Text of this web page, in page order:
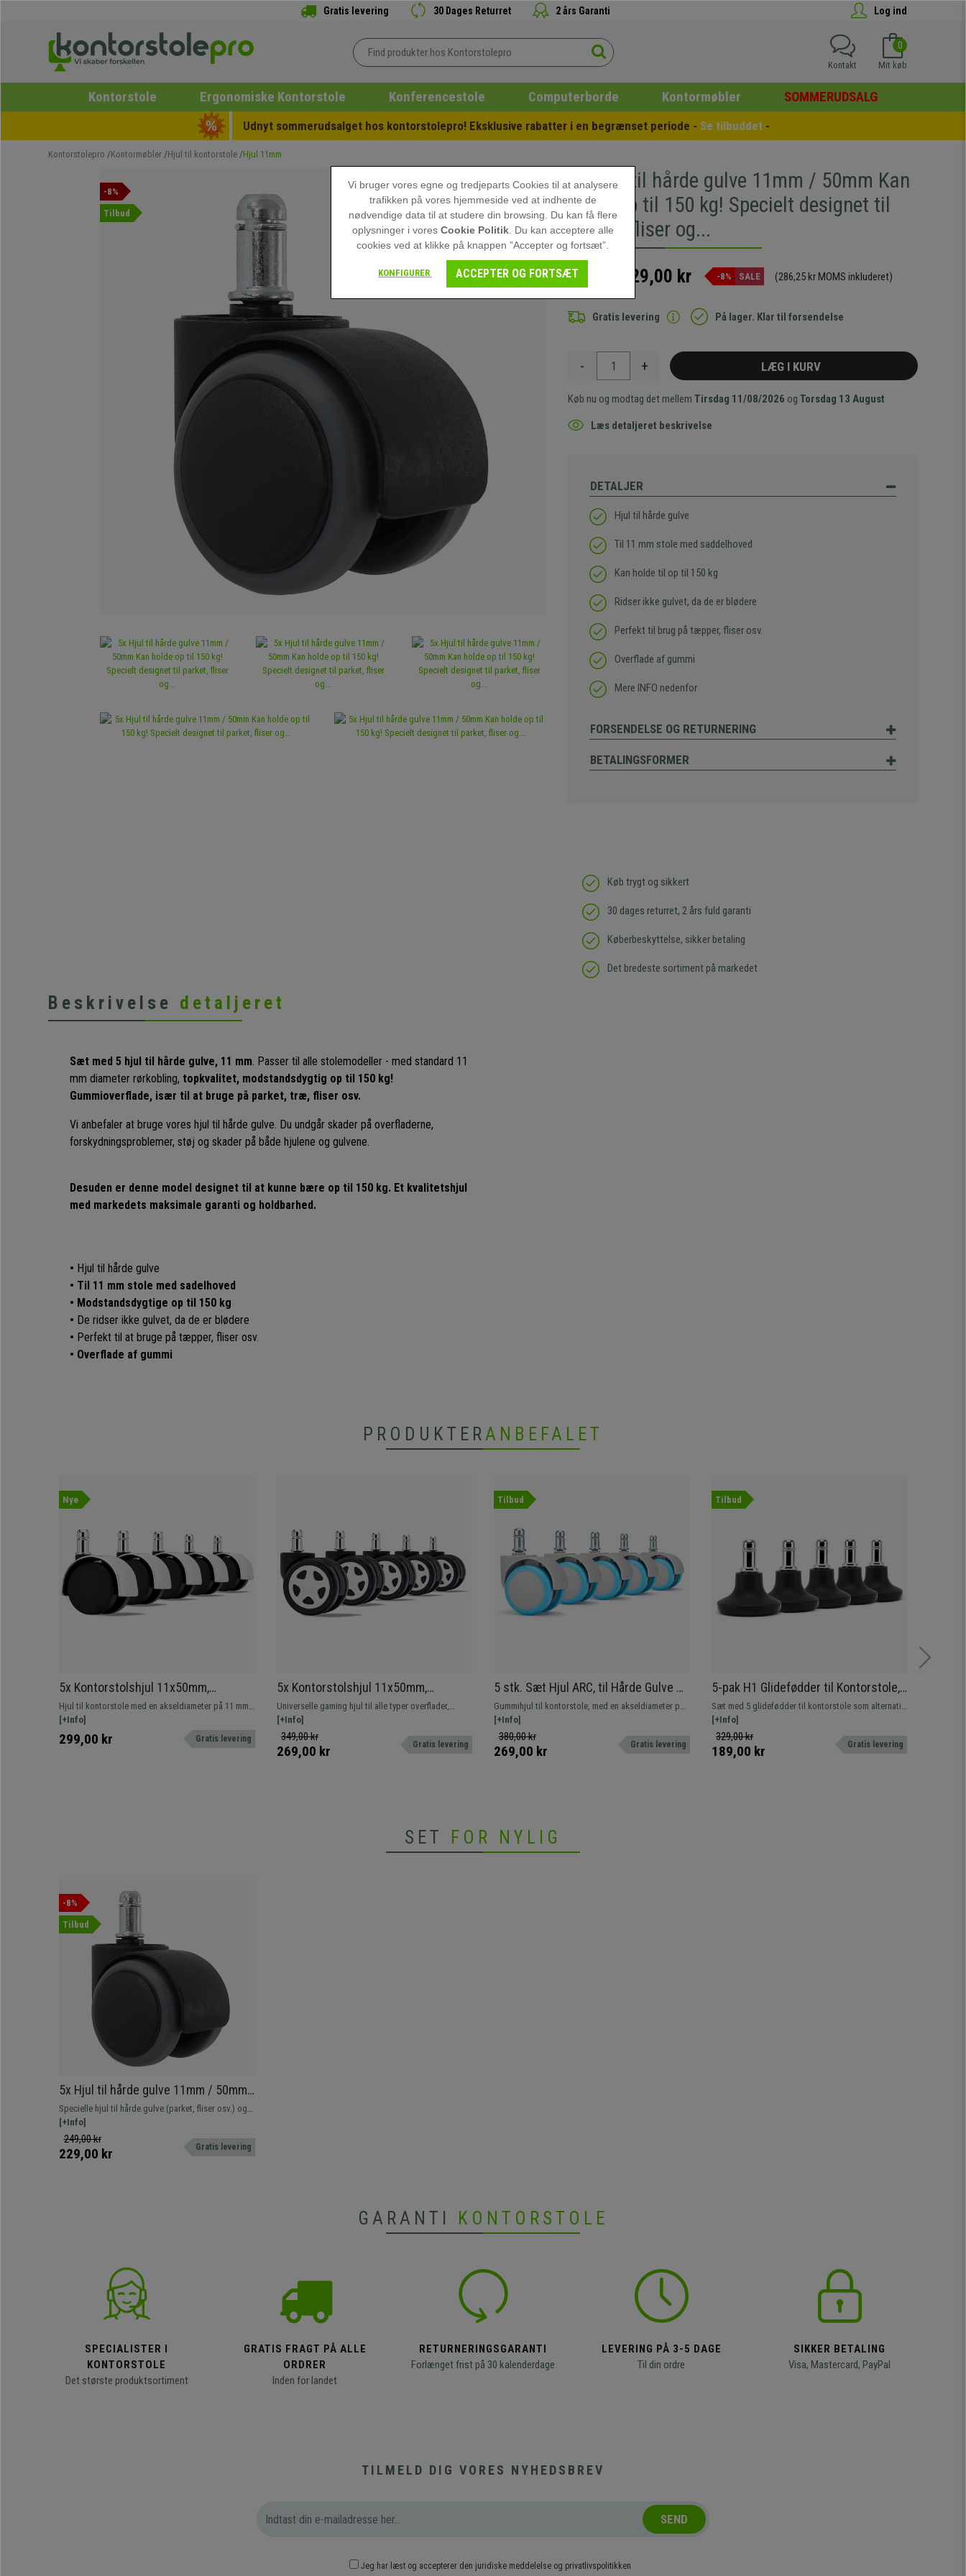
Gratis levering 30 Dages Returret 2 års Garanti Log ind
0
Mit køb
Kontakt
Kontorstole Ergonomiske Kontorstole Konferencestole Computerborde Kontormøbler SOMMERUDSALG
Udnyt sommerudsalget hos kontorstolepro! Eksklusive rabatter i en begrænset periode - Se tilbuddet -
Kontorstolepro Kontormøbler Hjul til kontorstole Hjul 11mm
-8%
Tilbud
5x Hjul til hårde gulve 11mm / 50mm Kan
holde op til 150 kg! Specielt designet til
parket, fliser og...
249,00 kr 229,00 kr -8% SALE (286,25 kr MOMS inkluderet)
Gratis levering På lager. Klar til forsendelse
- + LÆG I KURV
Køb nu og modtag det mellemTirsdag 11/08/2026 ogTorsdag 13 August
Læs detaljeret beskrivelse
DETALJER
Hjul til hårde gulve
Til 11 mm stole med saddelhoved
Kan holde til op til 150 kg
Ridser ikke gulvet, da de er blødere
Perfekt til brug på tæpper, fliser osv.
Overflade af gummi
Mere INFO nedenfor
FORSENDELSE OG RETURNERING
BETALINGSFORMER
Køb trygt og sikkert
30 dages returret, 2 års fuld garanti
Køberbeskyttelse, sikker betaling
Det bredeste sortiment på markedet
Beskrivelse detaljeret
Sæt med 5 hjul til hårde gulve, 11 mm. Passer til alle stolemodeller - med standard 11
mm diameter rørkobling, topkvalitet, modstandsdygtig op til 150 kg!
Gummioverflade, især til at bruge på parket, træ, fliser osv.
Vi anbefaler at bruge vores hjul til hårde gulve. Du undgår skader på overfladerne,
forskydningsproblemer, støj og skader på både hjulene og gulvene.
Desuden er denne model designet til at kunne bære op til 150 kg. Et kvalitetshjul
med markedets maksimale garanti og holdbarhed.
• Hjul til hårde gulve
• Til 11 mm stole med sadelhoved
• Modstandsdygtige op til 150 kg
• De ridser ikke gulvet, da de er blødere
• Perfekt til at bruge på tæpper, fliser osv.
• Overflade af gummi
PRODUKTERANBEFALET
Nye
5x Kontorstolshjul 11x50mm,
Krombelagt Design, Holdbar Op Til
150 Kg
Hjul til kontorstole med en akseldiameter på 11 mm.
Meget robuste, op til 150 kg. Det perfekte tilbehør!
Gratis levering og 24 timers levering
[+Info]
299,00 kr Gratis levering
5x Kontorstolshjul 11x50mm,
Gummibelagte, Gaming Design, Hvid
Farve
Universelle gaming hjul til alle typer overflader,
perfekt til at give din stol et personlig touch!
[+Info]
349,00 kr
269,00 kr Gratis levering
Tilbud
5 stk. Sæt Hjul ARC, til Hårde Gulve 11
mm / 50 mm, med Gummibelægning,
Grå/Blå
Gummihjul til kontorstole, med en akseldiameter på
11 mm. Sikrer en jævn og stille bevægelse.
[+Info]
380,00 kr
269,00 kr Gratis levering
Tilbud
5-pak H1 Glidefødder til Kontorstole,
11 mm Stift, Skridsikre og Holdbare,
Sort
Sæt med 5 glidefødder til kontorstole som alternativ
til hjul. Stabile, holdbare og udstyret med standard
11 mm stift.
[+Info]
329,00 kr
189,00 kr Gratis levering
SET FOR NYLIG
-8%
Tilbud
5x Hjul til hårde gulve 11mm / 50mm
Kan holde op til 150 kg! Specielt
designet til parket, fliser og...
Specielle hjul til hårde gulve (parket, fliser osv.) og
alle typer gulve. De forhindrer ridser og skader, da
de har en blødere og glattere overflade end
standardhjul. Hårde hjul, silikonehjul
[+Info]
249,00 kr
229,00 kr Gratis levering
GARANTI KONTORSTOLE
SPECIALISTER I
KONTORSTOLE
Det største produktsortiment
GRATIS FRAGT PÅ ALLE
ORDRER
Inden for landet
RETURNERINGSGARANTI
Forlænget frist på 30 kalenderdage
LEVERING PÅ 3-5 DAGE
Til din ordre
SIKKER BETALING
Visa, Mastercard, PayPal
TILMELD DIG VORES NYHEDSBREV
SEND
Jeg har læst og accepterer den juridiske meddelelse og privatlivspolitikken
Vi bruger vores egne og tredjeparts Cookies til at analysere
trafikken på vores hjemmeside ved at indhente de
nødvendige data til at studere din browsing. Du kan få flere
oplysninger i vores Cookie Politik. Du kan acceptere alle
cookies ved at klikke på knappen ”Accepter og fortsæt”.
KONFIGURER ACCEPTER OG FORTSÆT